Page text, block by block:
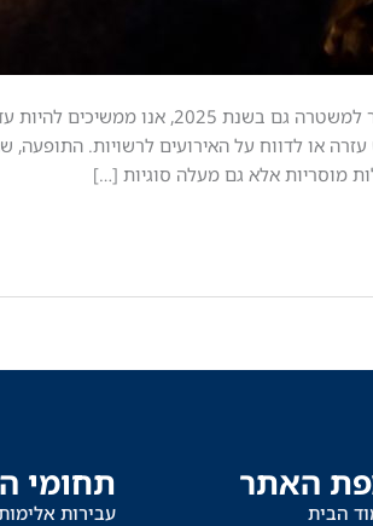
רעה חולה גם ב-2025: מצלמים ומפיצים במקום
או לדווח על האירועים לרשויות.
מוסריות אלא גם מעלה סוגיות […]
האתר
הבית
תחומי
עבירות